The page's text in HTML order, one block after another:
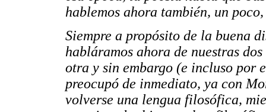
hablemos ahora también, un
Siempre a propósito de la buena
habláramos ahora de nuestras
otra y sin embargo (e incluso por
preocupó de inmediato, ya con
volverse una lengua filosófica,